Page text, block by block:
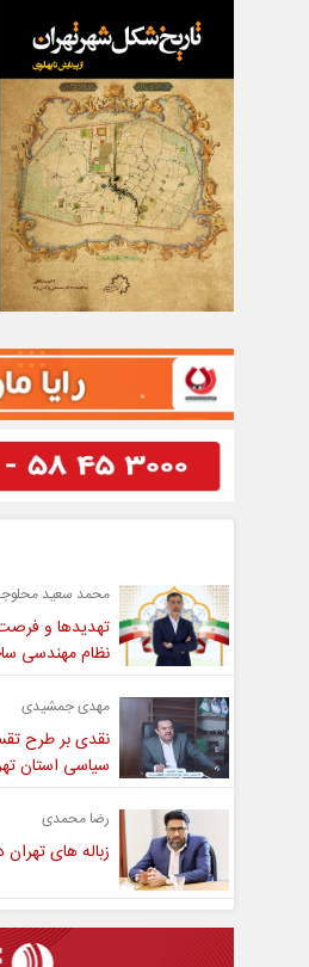
محمد سعید
تهدیدها و
نظام مهندسی
مهدی جمشیدی
نقدی بر طرح
سیاسی استان
رضا محمدی
زباله های